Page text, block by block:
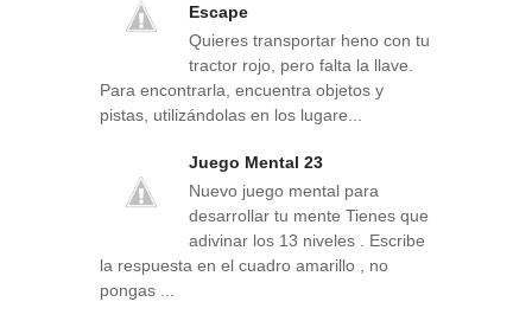
Escape
Quieres transportar heno con tu
tractor rojo, pero falta la llave.
Para encontrarla, encuentra objetos y
pistas, utilizándolas en los lugare...
Juego Mental 23
Nuevo juego mental para
desarrollar tu mente Tienes que
adivinar los 13 niveles . Escribe
la respuesta en el cuadro amarillo , no
pongas ...